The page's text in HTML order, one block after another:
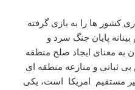
کشور ها را به بازی گرفته
پایان جنگ سرد و
به معنای ایجاد صلح منطقه
بی ثباتی و منازعه منطقه ای
مستقیم امریکا است، یکی